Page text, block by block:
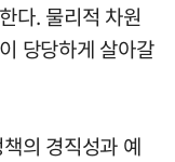
다. 물리적 차원
당당하게 살아갈
의 경직성과 예